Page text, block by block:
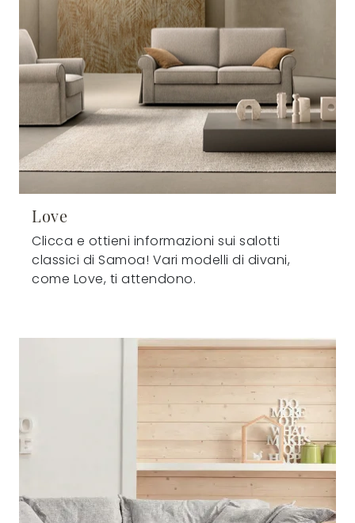
Love
Clicca e ottieni informazioni sui salotti
classici di Samoa! Vari modelli di divani,
come Love, ti attendono.